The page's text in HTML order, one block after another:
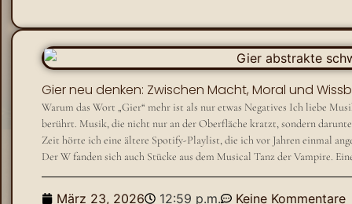
Gier neu denken: Zwischen Macht, Moral und
Warum das Wort „Gier“ mehr ist als nur etwas Negatives Ich liebe
berührt. Musik, die nicht nur an der Oberfläche kratzt, sondern
Zeit hörte ich eine ältere Spotify-Playlist, die ich vor Jahren einmal
Der W fanden sich auch Stücke aus dem Musical Tanz der Vampire.
März 23, 2026 12:59 p.m. Keine Kommentare